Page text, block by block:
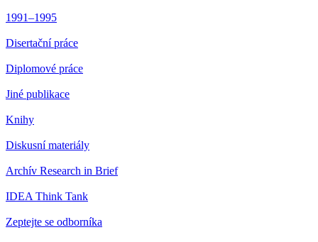
1991–1995
Disertační práce
Diplomové práce
Jiné publikace
Knihy
Diskusní materiály
Archív Research in Brief
IDEA Think Tank
Zeptejte se odborníka